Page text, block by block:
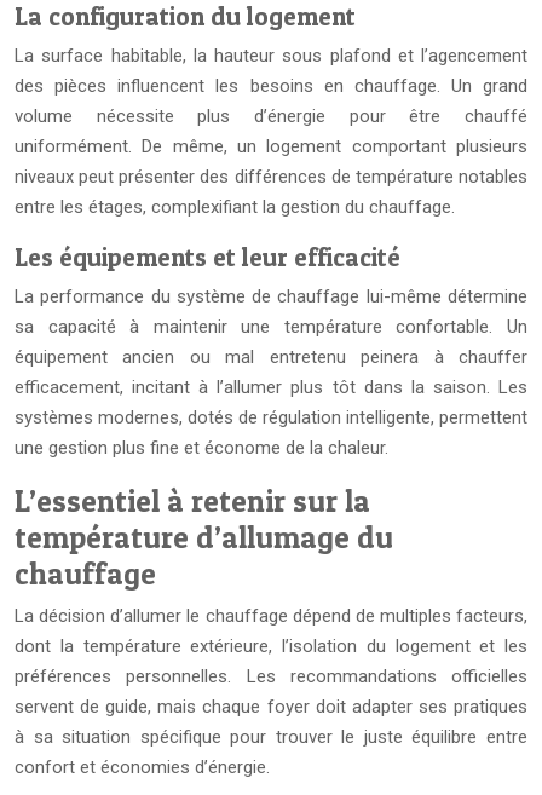
La configuration du logement
La surface habitable, la hauteur sous plafond et l’agencement
des pièces influencent les besoins en chauffage. Un grand
volume nécessite plus d’énergie pour être chauffé
uniformément. De même, un logement comportant plusieurs
niveaux peut présenter des différences de température notables
entre les étages, complexifiant la gestion du chauffage.
Les équipements et leur efficacité
La performance du système de chauffage lui-même détermine
sa capacité à maintenir une température confortable. Un
équipement ancien ou mal entretenu peinera à chauffer
efficacement, incitant à l’allumer plus tôt dans la saison. Les
systèmes modernes, dotés de régulation intelligente, permettent
une gestion plus fine et économe de la chaleur.
L’essentiel à retenir sur la
température d’allumage du
chauffage
La décision d’allumer le chauffage dépend de multiples facteurs,
dont la température extérieure, l’isolation du logement et les
préférences personnelles. Les recommandations officielles
servent de guide, mais chaque foyer doit adapter ses pratiques
à sa situation spécifique pour trouver le juste équilibre entre
confort et économies d’énergie.